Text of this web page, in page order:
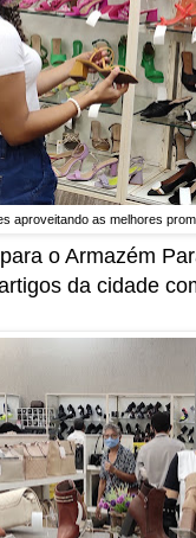
aproveitando as melhores
o Armazém
da cidade